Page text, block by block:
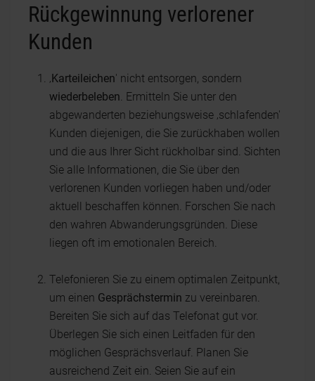
Rückgewinnung verlorener
Kunden
‚Karteileichen' nicht entsorgen, sondern
wiederbeleben . Ermitteln Sie unter den
abgewanderten beziehungsweise ‚schlafenden'
Kunden diejenigen, die Sie zurückhaben wollen
und die aus Ihrer Sicht rückholbar sind. Sichten
Sie alle Informationen, die Sie über den
verlorenen Kunden vorliegen haben und/oder
aktuell beschaffen können. Forschen Sie nach
den wahren Abwanderungsgründen. Diese
liegen oft im emotionalen Bereich.
Telefonieren Sie zu einem optimalen Zeitpunkt,
um einen Gesprächstermin zu vereinbaren.
Bereiten Sie sich auf das Telefonat gut vor.
Überlegen Sie sich einen Leitfaden für den
möglichen Gesprächsverlauf. Planen Sie
ausreichend Zeit ein. Seien Sie auf ein